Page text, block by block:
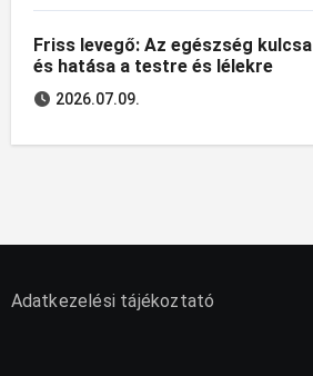
Friss levegő: Az egészség kulcsa
és hatása a testre és lélekre
2026.07.09.
Adatkezelési tájékoztató